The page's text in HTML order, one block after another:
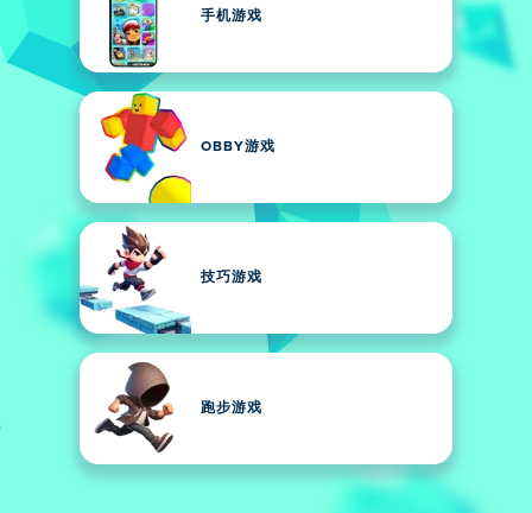
手机游戏
OBBY游戏
技巧游戏
跑步游戏